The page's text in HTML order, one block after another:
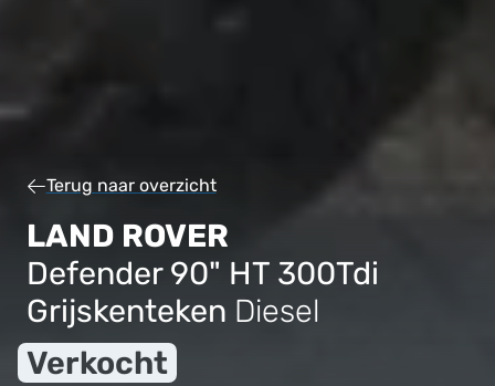
Terug naar overzicht
LAND ROVER
Defender 90" HT 300Tdi
Grijskenteken Diesel
Verkocht